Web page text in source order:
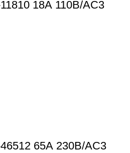
18А 110В/АС3
65А 230В/АС3